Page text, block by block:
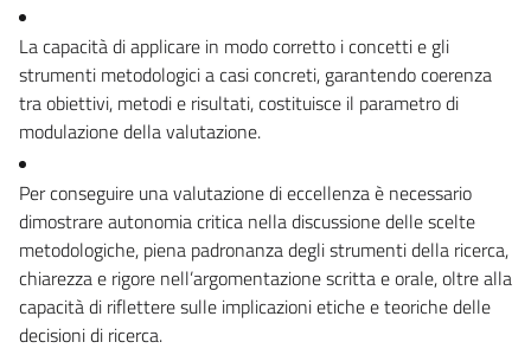
La capacità di applicare in modo corretto i concetti e gli
strumenti metodologici a casi concreti, garantendo coerenza
tra obiettivi, metodi e risultati, costituisce il parametro di
modulazione della valutazione.
Per conseguire una valutazione di eccellenza è necessario
dimostrare autonomia critica nella discussione delle scelte
metodologiche, piena padronanza degli strumenti della ricerca,
chiarezza e rigore nell’argomentazione scritta e orale, oltre alla
capacità di riflettere sulle implicazioni etiche e teoriche delle
decisioni di ricerca.